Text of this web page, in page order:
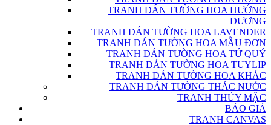
TRANH DÁN TƯỜNG HOA HƯỚNG
DƯƠNG
TRANH DÁN TƯỜNG HOA LAVENDER
TRANH DÁN TƯỜNG HOA MẪU ĐƠN
TRANH DÁN TƯỜNG HOA TỨ QUÝ
TRANH DÁN TƯỜNG HOA TUYLIP
TRANH DÁN TƯỜNG HOA KHÁC
TRANH DÁN TƯỜNG THÁC NƯỚC
TRANH THỦY MẶC
BÁO GIÁ
TRANH CANVAS